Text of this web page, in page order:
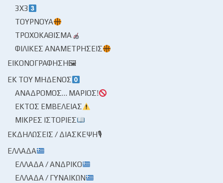
3X3
ΤΟΥΡΝΟΥΆ
ΤΡΟΧΟΚΆΘΙΣΜΑ
ΦΙΛΙΚΈΣ ΑΝΑΜΕΤΡΉΣΕΙΣ
ΕΙΚΟΝΟΓΡΆΦΗΣΗ🖼
ΕΚ ΤΟΥ ΜΗΔΕΝΌΣ
ΑΝΆΔΡΟΜΟΣ… ΜΆΡΙΟΣ!
ΕΚΤΌΣ ΕΜΒΈΛΕΙΑΣ
ΜΙΚΡΈΣ ΙΣΤΟΡΊΕΣ
ΕΚΔΗΛΏΣΕΙΣ / ΔΙΆΣΚΕΨΗ🎙
ΕΛΛΆΔΑ
ΕΛΛΆΔΑ / ΑΝΔΡΙΚΌ
ΕΛΛΆΔΑ / ΓΥΝΑΙΚΏΝ